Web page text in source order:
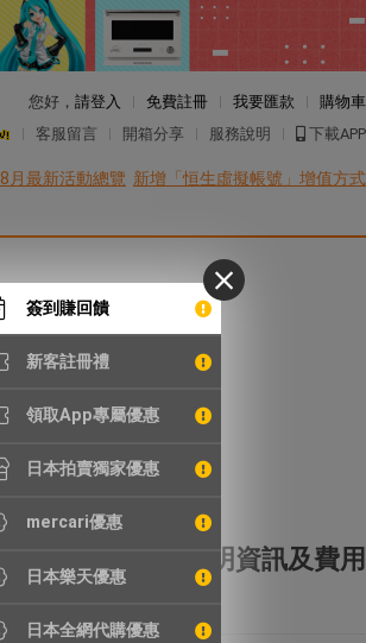
簽到賺回饋
新客註冊禮
領取App專屬優惠
日本拍賣獨家優惠
mercari優惠
日本樂天優惠
日本全網代購優惠
您好， 請登入 免費註冊 我要匯款
購物車
客服留言 開箱分享 服務說明 下載APP
8月最新活動總覽 新增「恒生虛擬帳號」增值方式
全透明資訊及費用